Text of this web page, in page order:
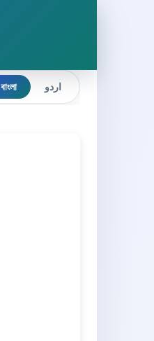
বাংলা اردو